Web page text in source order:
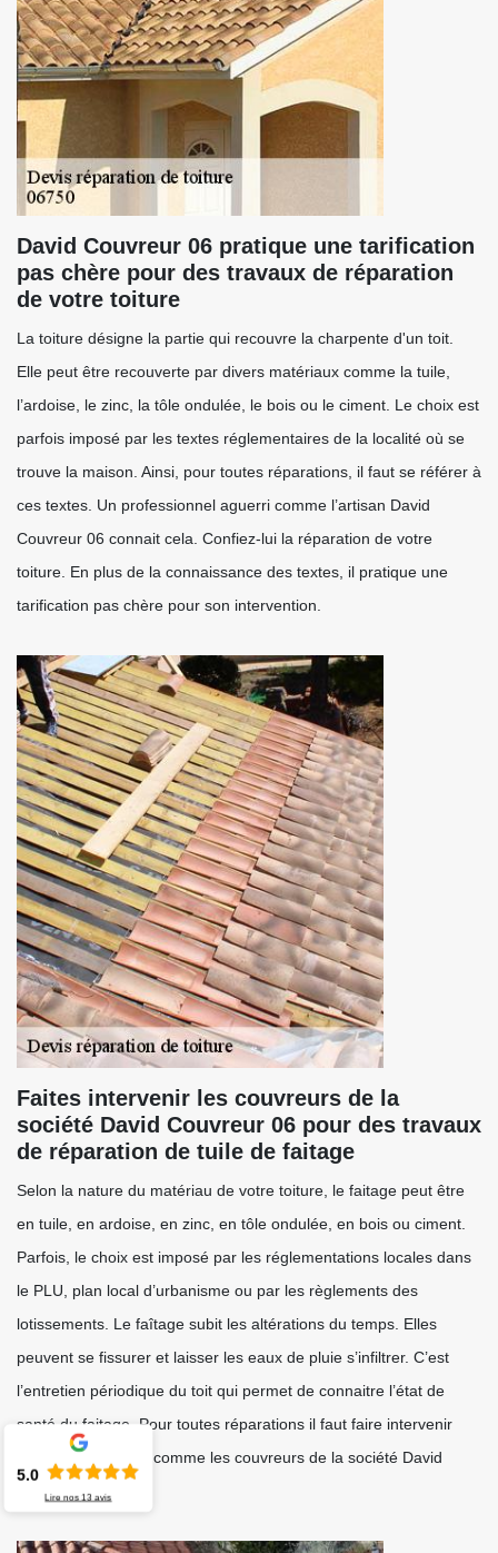
David Couvreur 06 pratique une tarification
pas chère pour des travaux de réparation
de votre toiture
La toiture désigne la partie qui recouvre la charpente d'un toit.
Elle peut être recouverte par divers matériaux comme la tuile,
l’ardoise, le zinc, la tôle ondulée, le bois ou le ciment. Le choix est
parfois imposé par les textes réglementaires de la localité où se
trouve la maison. Ainsi, pour toutes réparations, il faut se référer à
ces textes. Un professionnel aguerri comme l’artisan David
Couvreur 06 connait cela. Confiez-lui la réparation de votre
toiture. En plus de la connaissance des textes, il pratique une
tarification pas chère pour son intervention.
Faites intervenir les couvreurs de la
société David Couvreur 06 pour des travaux
de réparation de tuile de faitage
Selon la nature du matériau de votre toiture, le faitage peut être
en tuile, en ardoise, en zinc, en tôle ondulée, en bois ou ciment.
Parfois, le choix est imposé par les réglementations locales dans
le PLU, plan local d’urbanisme ou par les règlements des
lotissements. Le faîtage subit les altérations du temps. Elles
peuvent se fissurer et laisser les eaux de pluie s’infiltrer. C’est
l’entretien périodique du toit qui permet de connaitre l’état de
santé du faitage. Pour toutes réparations il faut faire intervenir
des professionnels comme les couvreurs de la société David
Couvreur 06.
5.0
Lire nos13 avis